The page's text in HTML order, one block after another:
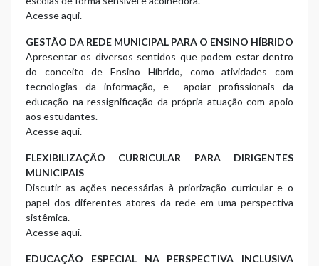
Acesse aqui.
GESTÃO DA REDE MUNICIPAL PARA O ENSINO HÍBRIDO
Apresentar os diversos sentidos que podem estar dentro
do conceito de Ensino Híbrido, como atividades com
tecnologias da informação, e apoiar profissionais da
educação na ressignificação da própria atuação com apoio
aos estudantes.
Acesse aqui.
FLEXIBILIZAÇÃO CURRICULAR PARA DIRIGENTES
MUNICIPAIS
Discutir as ações necessárias à priorização curricular e o
papel dos diferentes atores da rede em uma perspectiva
sistêmica.
Acesse aqui.
EDUCAÇÃO ESPECIAL NA PERSPECTIVA INCLUSIVA